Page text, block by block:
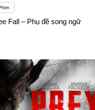
Fall – Phụ đề song ngữ